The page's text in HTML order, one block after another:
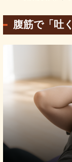
腹筋で「吐